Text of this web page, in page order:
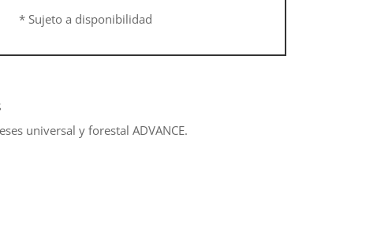
* Sujeto a disponibilidad
universal y forestal ADVANCE.